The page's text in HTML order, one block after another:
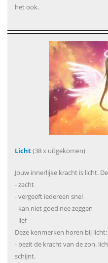
het ook.
Licht(38 x uitgekomen)
Jouw innerlijke kracht is licht.
- zacht
- vergeeft iedereen snel
- kan niet goed nee zeggen
- lief
Deze kenmerken horen bij licht:
- bezit de kracht van de zon.
schijnt.